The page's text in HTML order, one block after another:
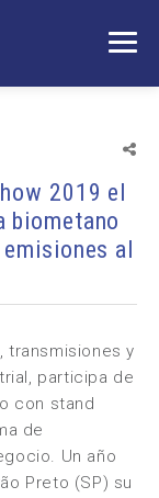
2019 el
biometano
al
transmisiones y
participa de
con stand
de
Un año
Preto (SP) su